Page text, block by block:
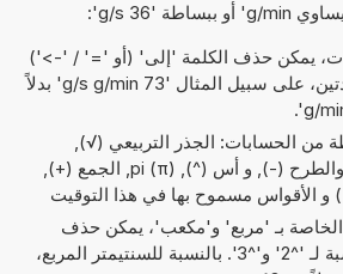
يمكن حذف الكلمة 'إلى' (أو '=' / '->')
بين اسمي الوحدتين، على سبيل المثال '73 g/s g/min' بدلاً
من الحسابات: الجذر التربيعي (√),
والضرب (*, x), والطرح (-), و أس (^), pi (π), الجمع (+),
الأقواس مسموح بها في هذا التوقيت
الخاصة بـ 'مربع' و'مكعب'، يمكن حذف
الحرف '^' بالنسبة لـ '^2' و'^3'. بالنسبة للسنتيمتر المربع،